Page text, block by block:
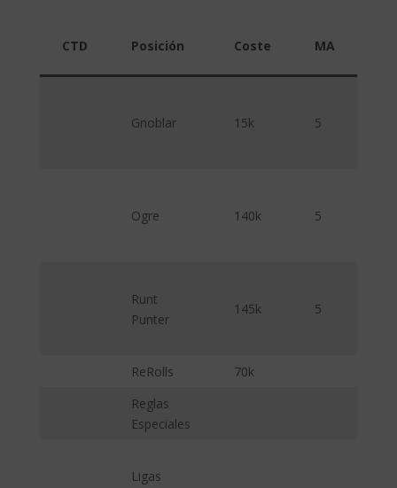
CTD Posición Coste MA
Gnoblar 15k 5
Ogre 140k 5
Runt
Punter
145k 5
ReRolls
70k
Reglas
Especiales
Ligas